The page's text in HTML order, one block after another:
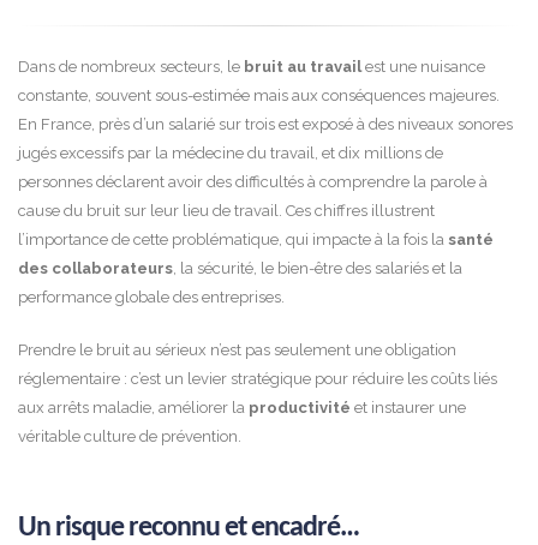
Dans de nombreux secteurs, le bruit au travailest une nuisance
constante, souvent sous-estimée mais aux conséquences majeures.
En France, près d’un salarié sur trois est exposé à des niveaux sonores
jugés excessifs par la médecine du travail, et dix millions de
personnes déclarent avoir des difficultés à comprendre la parole à
cause du bruit sur leur lieu de travail. Ces chiffres illustrent
l’importance de cette problématique, qui impacte à la fois la santé
des collaborateurs, la sécurité, le bien-être des salariés et la
performance globale des entreprises.
Prendre le bruit au sérieux n’est pas seulement une obligation
réglementaire : c’est un levier stratégique pour réduire les coûts liés
aux arrêts maladie, améliorer la productivité et instaurer une
véritable culture de prévention.
Un risque reconnu et encadré…